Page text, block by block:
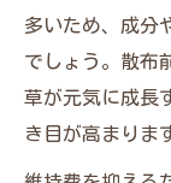
多いため、成分
でしょう。散布
草が元気に成長
き目が高まりま